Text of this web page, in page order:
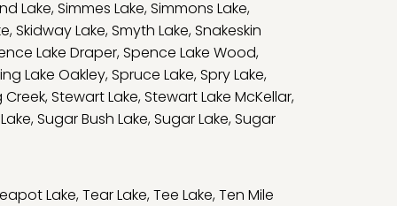
Lake,Simmes Lake,Simmons Lake,
,Skidway Lake,Smyth Lake,Snakeskin
Lake Draper,Spence Lake Wood,
Lake Oakley,Spruce Lake,Spry Lake,
Creek,Stewart Lake,Stewart Lake McKellar,
,Sugar Bush Lake,Sugar Lake,Sugar
Lake,Tear Lake,Tee Lake,Ten Mile